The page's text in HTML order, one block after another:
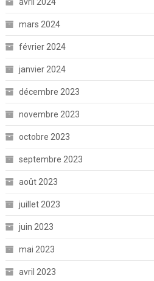
mars 2024
février 2024
janvier 2024
décembre 2023
novembre 2023
octobre 2023
septembre 2023
août 2023
juillet 2023
juin 2023
mai 2023
avril 2023